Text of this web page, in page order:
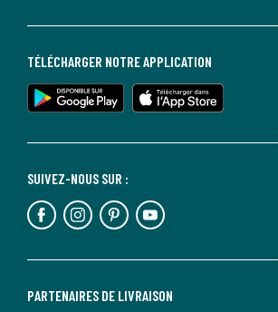
PARTENAIRES DE LIVRAISON
SUIVEZ-NOUS SUR :
TÉLÉCHARGER NOTRE APPLICATION